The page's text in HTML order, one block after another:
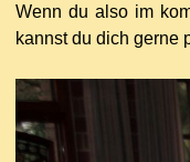
Wenn du also im
kannst du dich gerne